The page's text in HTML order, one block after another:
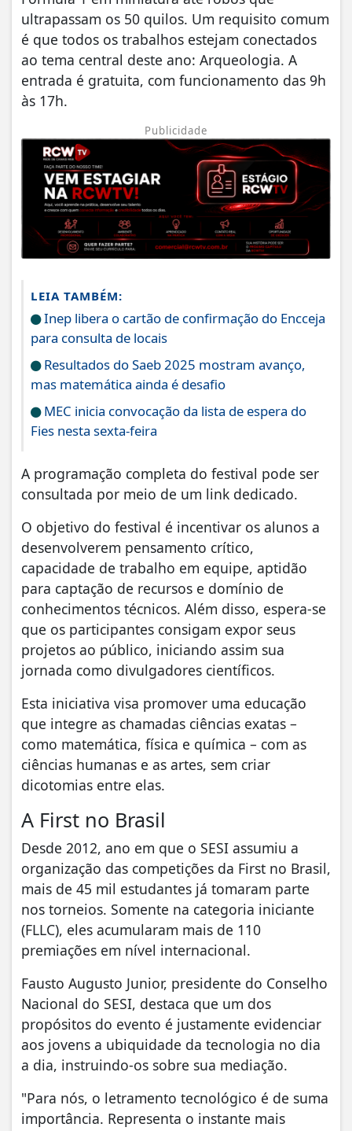
ultrapassam os 50 quilos. Um requisito comum
é que todos os trabalhos estejam conectados
ao tema central deste ano: Arqueologia. A
entrada é gratuita, com funcionamento das 9h
às 17h.
Publicidade
LEIA TAMBÉM:
Inep libera o cartão de confirmação do Encceja
para consulta de locais
Resultados do Saeb 2025 mostram avanço,
mas matemática ainda é desafio
MEC inicia convocação da lista de espera do
Fies nesta sexta-feira
A programação completa do festival pode ser
consultada por meio de um link dedicado.
O objetivo do festival é incentivar os alunos a
desenvolverem pensamento crítico,
capacidade de trabalho em equipe, aptidão
para captação de recursos e domínio de
conhecimentos técnicos. Além disso, espera-se
que os participantes consigam expor seus
projetos ao público, iniciando assim sua
jornada como divulgadores científicos.
Esta iniciativa visa promover uma educação
que integre as chamadas ciências exatas –
como matemática, física e química – com as
ciências humanas e as artes, sem criar
dicotomias entre elas.
A First no Brasil
Desde 2012, ano em que o SESI assumiu a
organização das competições da First no Brasil,
mais de 45 mil estudantes já tomaram parte
nos torneios. Somente na categoria iniciante
(FLLC), eles acumularam mais de 110
premiações em nível internacional.
Fausto Augusto Junior, presidente do Conselho
Nacional do SESI, destaca que um dos
propósitos do evento é justamente evidenciar
aos jovens a ubiquidade da tecnologia no dia
a dia, instruindo-os sobre sua mediação.
"Para nós, o letramento tecnológico é de suma
importância. Representa o instante mais